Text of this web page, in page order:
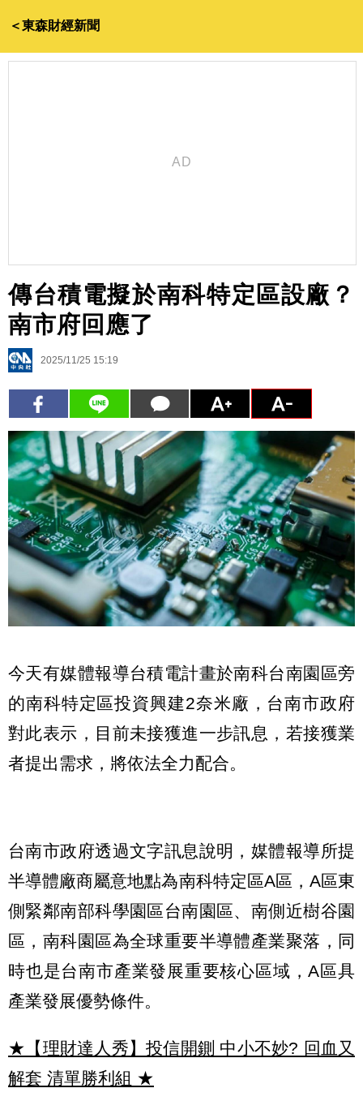
＜東森財經新聞
傳台積電擬於南科特定區設廠？
南市府回應了
2025/11/25 15:19
今天有媒體報導台積電計畫於南科台南園區旁
的南科特定區投資興建2奈米廠，台南市政府
對此表示，目前未接獲進一步訊息，若接獲業
者提出需求，將依法全力配合。
台南市政府透過文字訊息說明，媒體報導所提
半導體廠商屬意地點為南科特定區A區，A區東
側緊鄰南部科學園區台南園區、南側近樹谷園
區，南科園區為全球重要半導體產業聚落，同
時也是台南市產業發展重要核心區域，A區具
產業發展優勢條件。
★【理財達人秀】投信開鍘 中小不妙? 回血又
解套 清單勝利組 ★